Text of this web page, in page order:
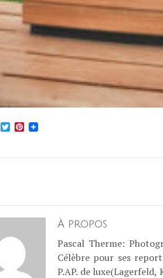
Facebook
TwitterPinterest
À propos
Pascal Therme:
Célèbre pour ses
P.AP. de luxe(Lagerfeld,